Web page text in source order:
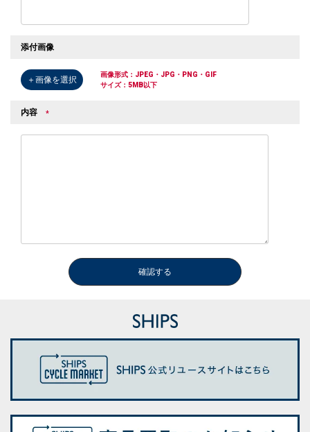
添付画像
＋画像を選択
画像形式：JPEG・JPG・PNG・GIF
サイズ：5MB以下
内容 *